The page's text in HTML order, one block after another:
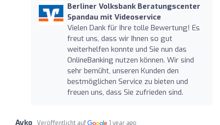
Berliner Volksbank Beratungscenter
Spandau mit Videoservice
Vielen Dank für Ihre tolle Bewertung! Es
freut uns, dass wir Ihnen so gut
weiterhelfen konnte und Sie nun das
OnlineBanking nutzen können. Wir sind
sehr bemüht, unseren Kunden den
bestmöglichen Service zu bieten und
freuen uns, dass Sie zufrieden sind.
Ayko Veröffentlicht auf 1 year ago